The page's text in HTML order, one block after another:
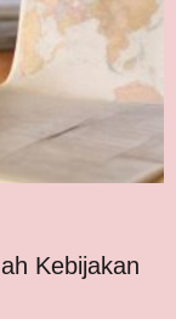
Kebijakan